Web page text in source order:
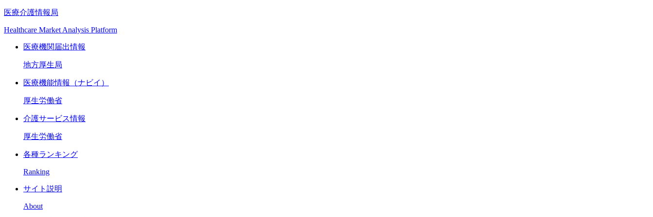
医療介護情報局
Healthcare Market Analysis Platform
医療機関届出情報
地方厚生局
医療機能情報（ナビイ）
厚生労働省
介護サービス情報
厚生労働省
各種ランキング
Ranking
サイト説明
About